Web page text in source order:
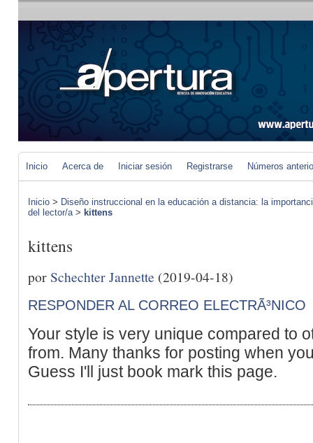
Inicio Acerca de Iniciar sesión Registrarse Números
Inicio > Diseño instruccional en la educación a distancia: la
del lector/a> kittens
kittens
porSchechter Jannette (2019-04-18)
RESPONDER AL CORREO ELECTRÃ³NICO
Your style is very unique compared to
from. Many thanks for posting when
Guess I'll just book mark this page.